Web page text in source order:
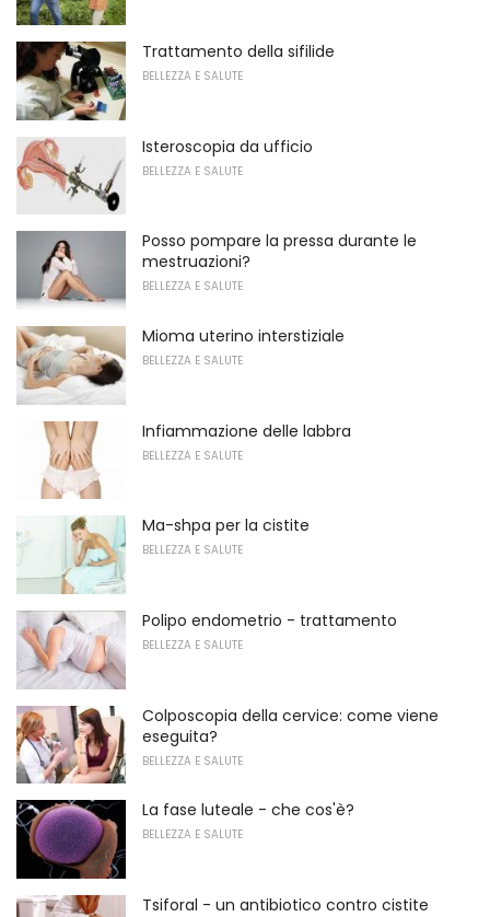
Trattamento della sifilide
BELLEZZA E SALUTE
Isteroscopia da ufficio
BELLEZZA E SALUTE
Posso pompare la pressa durante le
mestruazioni?
BELLEZZA E SALUTE
Mioma uterino interstiziale
BELLEZZA E SALUTE
Infiammazione delle labbra
BELLEZZA E SALUTE
Ma-shpa per la cistite
BELLEZZA E SALUTE
Polipo endometrio - trattamento
BELLEZZA E SALUTE
Colposcopia della cervice: come viene
eseguita?
BELLEZZA E SALUTE
La fase luteale - che cos'è?
BELLEZZA E SALUTE
Tsiforal - un antibiotico contro cistite